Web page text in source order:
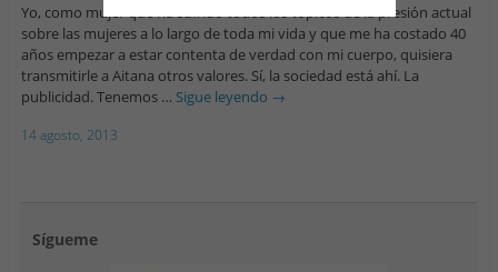
Yo, como mujer que ha sufrido todos los tópicos de la presión actual
sobre las mujeres a lo largo de toda mi vida y que me ha costado 40
años empezar a estar contenta de verdad con mi cuerpo, quisiera
transmitirle a Aitana otros valores. Sí, la sociedad está ahí. La
publicidad. Tenemos … Sigue leyendo →
14 agosto, 2013
Sígueme